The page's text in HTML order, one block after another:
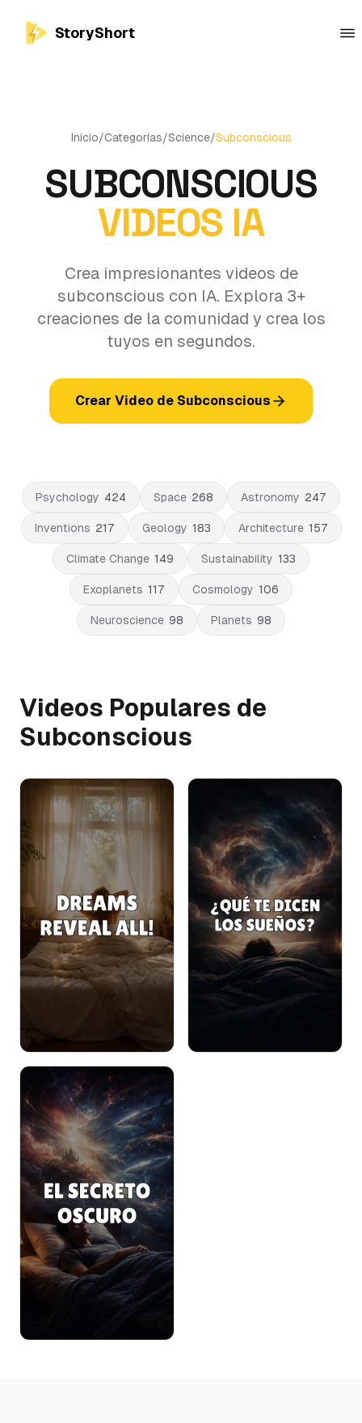
StoryShort
Inicio/Categorías/Science/Subconscious
SUBCONSCIOUS
VIDEOS IA
Crea impresionantes videos de
subconscious con IA. Explora 3+
creaciones de la comunidad y crea los
tuyos en segundos.
Crear Video de Subconscious
Psychology 424 Space 268 Astronomy 247
Inventions 217 Geology 183 Architecture 157
Climate Change 149 Sustainability 133
Exoplanets 117 Cosmology 106
Neuroscience 98 Planets 98
Videos Populares de
Subconscious